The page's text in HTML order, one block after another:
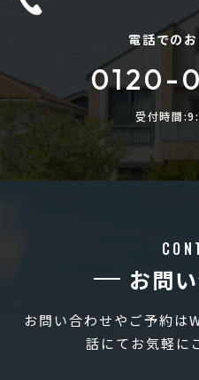
電話での
0120-
受付時間
お問
お問い合わせやご予約は
話にてお気軽に